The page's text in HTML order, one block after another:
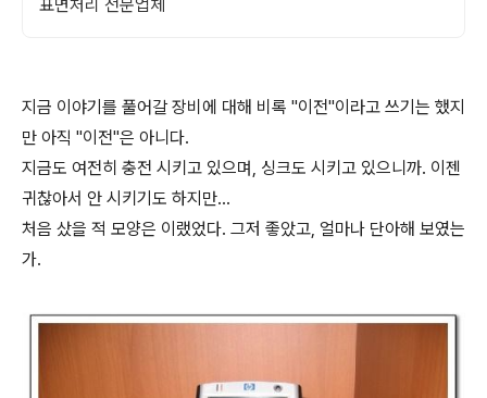
표면처리 전문업체
지금 이야기를 풀어갈 장비에 대해 비록 "이전"이라고 쓰기는 했지
만 아직 "이전"은 아니다.
지금도 여전히 충전 시키고 있으며, 싱크도 시키고 있으니까. 이젠
귀찮아서 안 시키기도 하지만...
처음 샀을 적 모양은 이랬었다. 그저 좋았고, 얼마나 단아해 보였는
가.